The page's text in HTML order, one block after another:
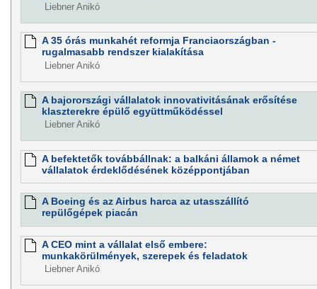
Liebner Anikó
A 35 órás munkahét reformja Franciaországban -
rugalmasabb rendszer kialakítása
Liebner Anikó
A bajorországi vállalatok innovativitásának erősítése
klaszterekre épülő együttműködéssel
Liebner Anikó
A befektetők továbbállnak: a balkáni államok a német
vállalatok érdeklődésének középpontjában
A Boeing és az Airbus harca az utasszállító
repülőgépek piacán
A CEO mint a vállalat első embere:
munkakörülmények, szerepek és feladatok
Liebner Anikó